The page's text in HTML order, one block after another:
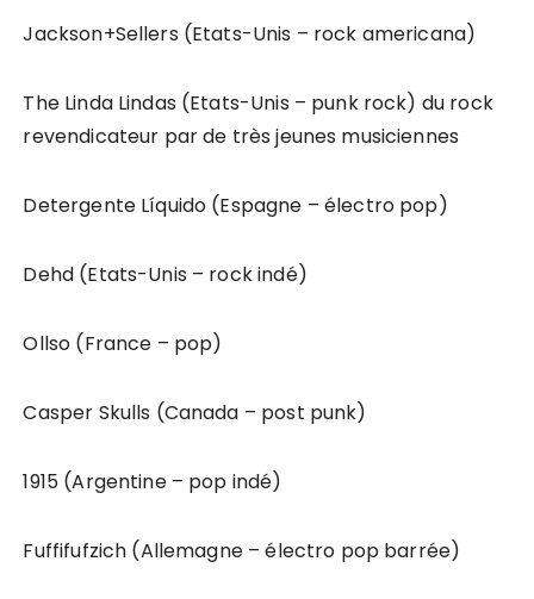
Jackson+Sellers (Etats-Unis – rock americana)
The Linda Lindas (Etats-Unis – punk rock) du rock
revendicateur par de très jeunes musiciennes
Detergente Líquido (Espagne – électro pop)
Dehd (Etats-Unis – rock indé)
Ollso (France – pop)
Casper Skulls (Canada – post punk)
1915 (Argentine – pop indé)
Fuffifufzich (Allemagne – électro pop barrée)